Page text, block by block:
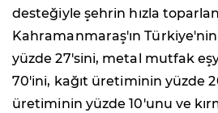
desteğiyle şehrin hızla
Kahramanmaraş'ın
yüzde 27'sini, metal mutfak
70'ini, kağıt üretiminin yüzde
üretiminin yüzde 10'unu ve